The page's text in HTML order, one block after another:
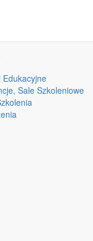
Edukacyjne
Sale Szkoleniowe